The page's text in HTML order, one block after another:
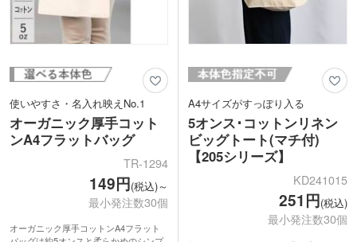
使いやすさ・名入れ映えNo.1
オーガニック厚手コット
ンA4フラットバッグ
TR-1294
149円(税込)～
最小発注数30個
オーガニック厚手コットンA4フラット
A4サイズがすっぽり入る
5オンス･コットンリネン
ビッグトート(マチ付)
【205シリーズ】
KD241015
251円(税込)
最小発注数30個